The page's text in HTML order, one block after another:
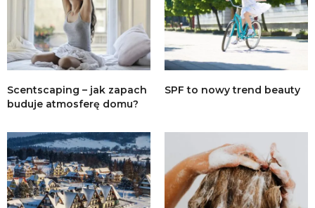
Scentscaping – jak zapach
buduje atmosferę domu?
SPF to nowy trend beauty